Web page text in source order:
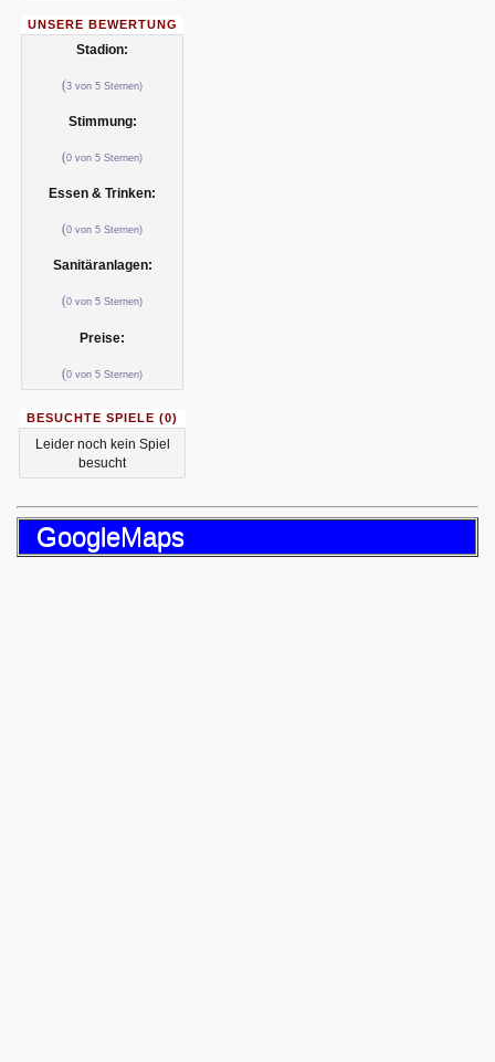
UNSERE BEWERTUNG
Stadion:
(3 von 5 Sternen)
Stimmung:
(0 von 5 Sternen)
Essen & Trinken:
(0 von 5 Sternen)
Sanitäranlagen:
(0 von 5 Sternen)
Preise:
(0 von 5 Sternen)
BESUCHTE SPIELE (0)
Leider noch kein Spiel
besucht
GoogleMaps